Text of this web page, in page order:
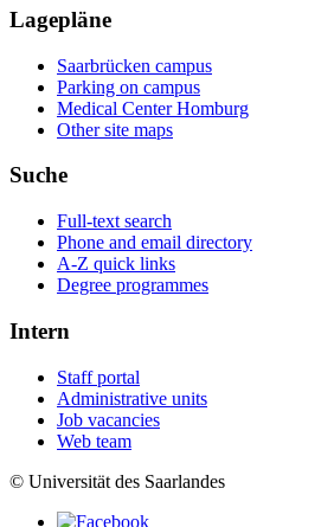
Lagepläne
Saarbrücken campus
Parking on campus
Medical Center Homburg
Other site maps
Suche
Full-text search
Phone and email directory
A-Z quick links
Degree programmes
Intern
Staff portal
Administrative units
Job vacancies
Web team
© Universität des Saarlandes